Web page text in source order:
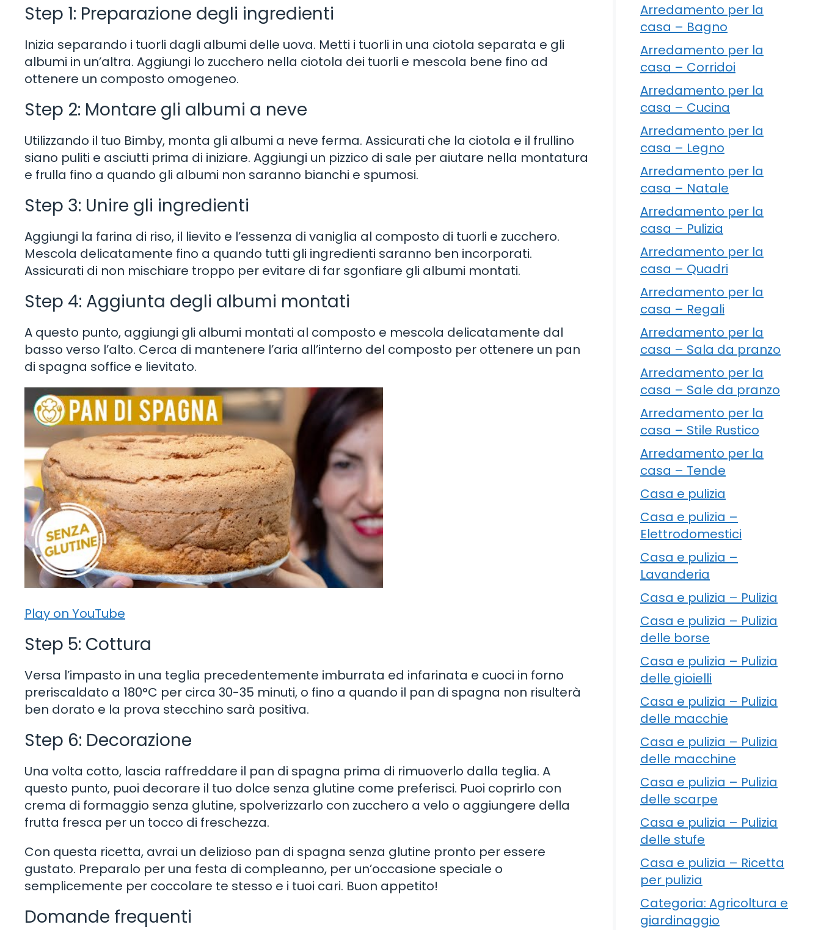
Step 1: Preparazione degli ingredienti
Inizia separando i tuorli dagli albumi delle uova. Metti i tuorli in una ciotola separata e gli
albumi in un’altra. Aggiungi lo zucchero nella ciotola dei tuorli e mescola bene fino ad
ottenere un composto omogeneo.
Step 2: Montare gli albumi a neve
Utilizzando il tuo Bimby, monta gli albumi a neve ferma. Assicurati che la ciotola e il frullino
siano puliti e asciutti prima di iniziare. Aggiungi un pizzico di sale per aiutare nella montatura
e frulla fino a quando gli albumi non saranno bianchi e spumosi.
Step 3: Unire gli ingredienti
Aggiungi la farina di riso, il lievito e l’essenza di vaniglia al composto di tuorli e zucchero.
Mescola delicatamente fino a quando tutti gli ingredienti saranno ben incorporati.
Assicurati di non mischiare troppo per evitare di far sgonfiare gli albumi montati.
Step 4: Aggiunta degli albumi montati
A questo punto, aggiungi gli albumi montati al composto e mescola delicatamente dal
basso verso l’alto. Cerca di mantenere l’aria all’interno del composto per ottenere un pan
di spagna soffice e lievitato.
Play on YouTube
Step 5: Cottura
Versa l’impasto in una teglia precedentemente imburrata ed infarinata e cuoci in forno
preriscaldato a 180°C per circa 30-35 minuti, o fino a quando il pan di spagna non risulterà
ben dorato e la prova stecchino sarà positiva.
Step 6: Decorazione
Una volta cotto, lascia raffreddare il pan di spagna prima di rimuoverlo dalla teglia. A
questo punto, puoi decorare il tuo dolce senza glutine come preferisci. Puoi coprirlo con
crema di formaggio senza glutine, spolverizzarlo con zucchero a velo o aggiungere della
frutta fresca per un tocco di freschezza.
Con questa ricetta, avrai un delizioso pan di spagna senza glutine pronto per essere
gustato. Preparalo per una festa di compleanno, per un’occasione speciale o
semplicemente per coccolare te stesso e i tuoi cari. Buon appetito!
Domande frequenti
Arredamento per la
casa – Bagno
Arredamento per la
casa – Corridoi
Arredamento per la
casa – Cucina
Arredamento per la
casa – Legno
Arredamento per la
casa – Natale
Arredamento per la
casa – Pulizia
Arredamento per la
casa – Quadri
Arredamento per la
casa – Regali
Arredamento per la
casa – Sala da pranzo
Arredamento per la
casa – Sale da pranzo
Arredamento per la
casa – Stile Rustico
Arredamento per la
casa – Tende
Casa e pulizia
Casa e pulizia –
Elettrodomestici
Casa e pulizia –
Lavanderia
Casa e pulizia – Pulizia
Casa e pulizia – Pulizia
delle borse
Casa e pulizia – Pulizia
delle gioielli
Casa e pulizia – Pulizia
delle macchie
Casa e pulizia – Pulizia
delle macchine
Casa e pulizia – Pulizia
delle scarpe
Casa e pulizia – Pulizia
delle stufe
Casa e pulizia – Ricetta
per pulizia
Categoria: Agricoltura e
giardinaggio